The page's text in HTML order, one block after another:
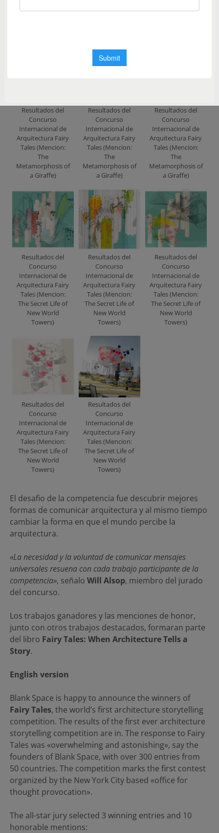
Detroit S.A.R.)
The
The
Resultados del
Concurso
Internacional de
Arquitectura Fairy
Tales (Mencion:
The
Metamorphosis of
a Giraffe)
Resultados del
Concurso
Internacional de
Arquitectura Fairy
Tales (Mencion:
The
Metamorphosis of
a Giraffe)
Resultados del
Concurso
Internacional de
Arquitectura Fairy
Tales (Mencion:
The
Metamorphosis of
a Giraffe)
Resultados del
Concurso
Internacional de
Arquitectura Fairy
Tales (Mencion:
The Secret Life of
New World
Towers)
Resultados del
Concurso
Internacional de
Arquitectura Fairy
Tales (Mencion:
The Secret Life of
New World
Towers)
Resultados del
Concurso
Internacional de
Arquitectura Fairy
Tales (Mencion:
The Secret Life of
New World
Towers)
Resultados del
Concurso
Internacional de
Arquitectura Fairy
Tales (Mencion:
The Secret Life of
New World
Towers)
Resultados del
Concurso
Internacional de
Arquitectura Fairy
Tales (Mencion:
The Secret Life of
New World
Towers)
El desafio de la competencia fue descubrir mejores
formas de comunicar arquitectura y al mismo tiempo
cambiar la forma en que el mundo percibe la
arquitectura.
«La necesidad y la voluntad de comunicar mensajes
universales resuena con cada trabajo participante de la
competencia», señalo Will Alsop, miembro del jurado
del concurso.
Los trabajos ganadores y las menciones de honor,
junto con otros trabajos destacados, formaran parte
del libro Fairy Tales: When Architecture Tells a
Story.
English version
Blank Space is happy to announce the winners of
Fairy Tales, the world’s first architecture storytelling
competition. The results of the first ever architecture
storytelling competition are in. The response to Fairy
Tales was «overwhelming and astonishing», say the
founders of Blank Space, with over 300 entries from
50 countries. The competition marks the first contest
organized by the New York City based «office for
thought provocation».
The all-star jury selected 3 winning entries and 10
honorable mentions: